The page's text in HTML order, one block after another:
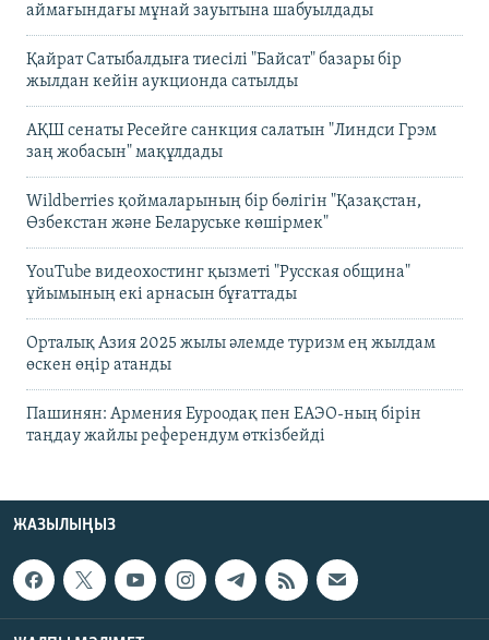
аймағындағы мұнай зауытына шабуылдады
Қайрат Сатыбалдыға тиесілі "Байсат" базары бір
жылдан кейін аукционда сатылды
АҚШ сенаты Ресейге санкция салатын "Линдси Грэм
заң жобасын" мақұлдады
Wildberries қоймаларының бір бөлігін "Қазақстан,
Өзбекстан және Беларуське көшірмек"
YouTube видеохостинг қызметі "Русская община"
ұйымының екі арнасын бұғаттады
Орталық Азия 2025 жылы әлемде туризм ең жылдам
өскен өңір атанды
Пашинян: Армения Еуроодақ пен ЕАЭО-ның бірін
таңдау жайлы референдум өткізбейді
ЖАЗЫЛЫҢЫЗ